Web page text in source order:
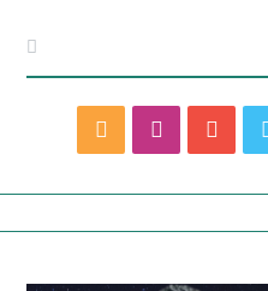
ي
ت
س
خ